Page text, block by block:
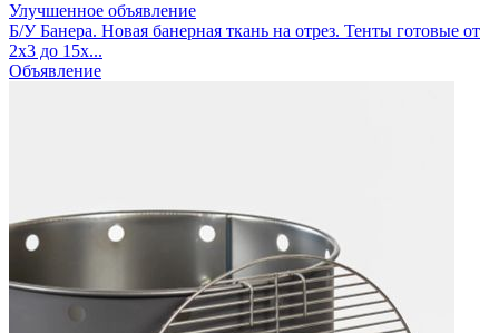
Улучшенное объявление
Б/У Банера. Новая банерная ткань на отрез. Тенты готовые от
2х3 до 15х...
Объявление